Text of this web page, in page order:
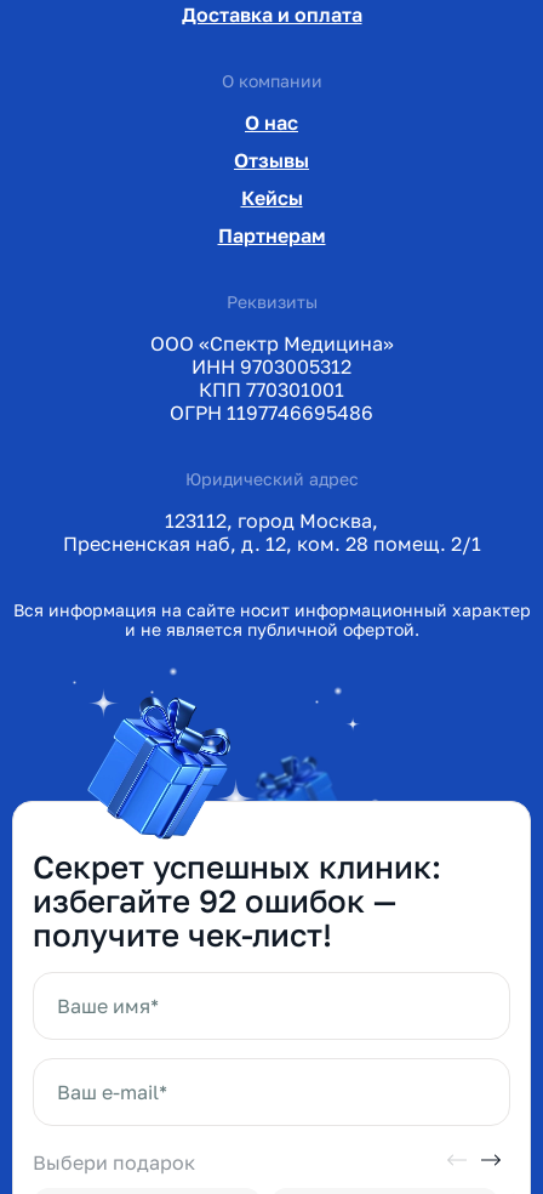
Доставка и оплата
О компании
О нас
Отзывы
Кейсы
Партнерам
Реквизиты
ООО «Спектр Медицина»
ИНН 9703005312
КПП 770301001
ОГРН 1197746695486
Юридический адрес
123112, город Москва,
Пресненская наб, д. 12, ком. 28 помещ. 2/1
Вся информация на сайте носит информационный характер
и не является публичной офертой.
Секрет успешных клиник:
избегайте 92 ошибок —
получите чек-лист!
Выбери подарок